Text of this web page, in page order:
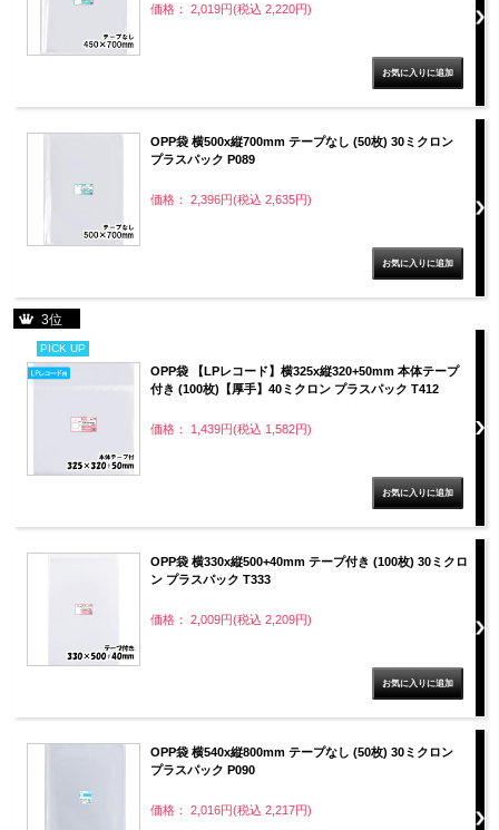
価格： 2,019円(税込 2,220円)
OPP袋 横500x縦700mm テープなし (50枚) 30ミクロン
プラスパック P089
価格： 2,396円(税込 2,635円)
3位
PICK UP
OPP袋 【LPレコード】横325x縦320+50mm 本体テープ
付き (100枚)【厚手】40ミクロン プラスパック T412
価格： 1,439円(税込 1,582円)
OPP袋 横330x縦500+40mm テープ付き (100枚) 30ミクロ
ン プラスパック T333
価格： 2,009円(税込 2,209円)
OPP袋 横540x縦800mm テープなし (50枚) 30ミクロン
プラスパック P090
価格： 2,016円(税込 2,217円)